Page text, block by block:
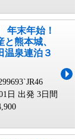
年末年始！
熊本城、
温泉連泊３
日 出発 3日間